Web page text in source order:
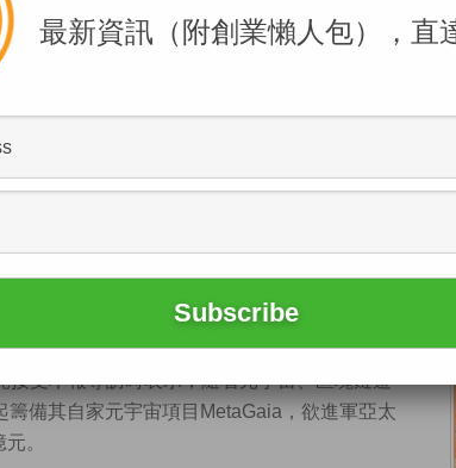
目須突破現實限制，方可吸引玩家。（黃潤
根攝）
區塊鏈公司
季推出市場。除了接受法定貨幣支付，該企計
擬商店內購買實體商品、非同質化代幣
師堯（Gordon），先於2016年創辦私募基金
已留意及投資區塊鏈安全、遊戲公司，對相
麻省理工學院（MIT）的同學，共同創立區
受本報專訪時表示，隨着元宇宙、區塊鏈遊
備其自家元宇宙項目MetaGaia，欲進軍亞太
。
最新資訊（附創業懶人包），直